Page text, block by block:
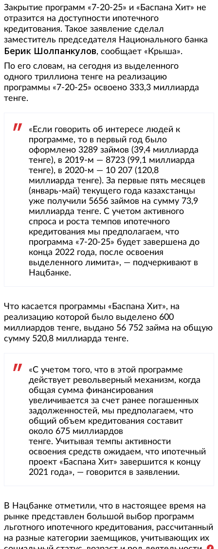
Закрытие программ «7-20-25» и «Баспана Хит» не
отразится на доступности ипотечного
кредитования. Такое заявление сделал
заместитель председателя Национального банка
Берик Шолпанкулов, сообщает «Крыша».
По его словам, на сегодня из выделенного
одного триллиона тенге на реализацию
программы «7-20-25» освоено 333,3 миллиарда
тенге.
«Если говорить об интересе людей к
программе, то в первый год было
оформлено 3289 займов (39,4 миллиарда
тенге), в 2019-м — 8723 (99,1 миллиарда
тенге), в 2020-м — 10 207 (120,8
миллиарда тенге). За первые пять месяцев
(январь-май) текущего года казахстанцы
уже получили 5656 займов на сумму 73,9
миллиарда тенге. С учетом активного
спроса и роста темпов ипотечного
кредитования мы предполагаем, что
программа «7-20-25» будет завершена до
конца 2022 года, после освоения
выделенного лимита», — подчеркивают в
Нацбанке.
Что касается программы «Баспана Хит», на
реализацию которой было выделено 600
миллиардов тенге, выдано 56 752 займа на общую
сумму 520,8 миллиарда тенге.
«С учетом того, что в этой программе
действует револьверный механизм, когда
общая сумма финансирования
увеличивается за счет ранее погашенных
задолженностей, мы предполагаем, что
общий объем кредитования составит
около 675 миллиардов
тенге. Учитывая темпы активности
освоения средств ожидаем, что ипотечный
проект «Баспана Хит» завершится к концу
2021 года», — говорится в заявлении.
В Нацбанке отметили, что в настоящее время на
рынке представлен большой выбор программ
льготного ипотечного кредитования, рассчитанный
на разные категории заемщиков, учитывающих их